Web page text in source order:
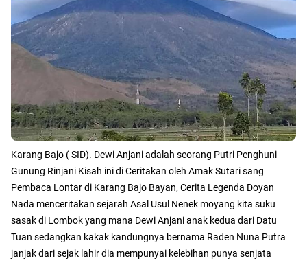
Karang Bajo ( SID). Dewi Anjani adalah seorang Putri Penghuni
Gunung Rinjani Kisah ini di Ceritakan oleh Amak Sutari sang
Pembaca Lontar di Karang Bajo Bayan, Cerita Legenda Doyan
Nada menceritakan sejarah Asal Usul Nenek moyang kita suku
sasak di Lombok yang mana Dewi Anjani anak kedua dari Datu
Tuan sedangkan kakak kandungnya bernama Raden Nuna Putra
janjak dari sejak lahir dia mempunyai kelebihan punya senjata